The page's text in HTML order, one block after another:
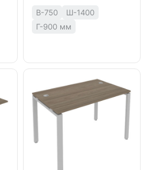
В-750
Ш-1400
Г-900 мм